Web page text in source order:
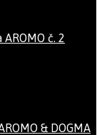
č. 2
& DOGMA